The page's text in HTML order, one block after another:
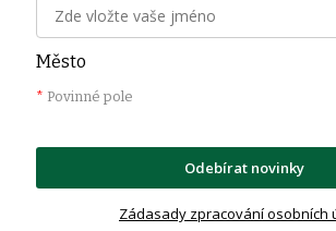
Město
* Povinné pole
Odebírat novinky
Zádasady zpracování osobních